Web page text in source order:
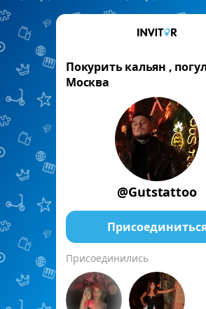
Покурить кальян ,
Москва
@Gutstattoo
Присоединились